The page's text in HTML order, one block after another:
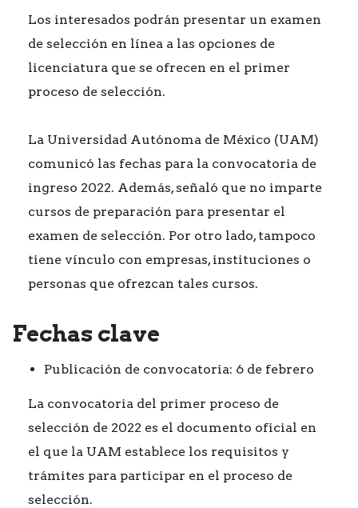
Los interesados podrán presentar un examen
de selección en línea a las opciones de
licenciatura que se ofrecen en el primer
proceso de selección.
La Universidad Autónoma de México (UAM)
comunicó las fechas para la convocatoria de
ingreso 2022. Además, señaló que no imparte
cursos de preparación para presentar el
examen de selección. Por otro lado, tampoco
tiene vínculo con empresas, instituciones o
personas que ofrezcan tales cursos.
Fechas clave
Publicación de convocatoria: 6 de febrero
La convocatoria del primer proceso de
selección de 2022 es el documento oficial en
el que la UAM establece los requisitos y
trámites para participar en el proceso de
selección.